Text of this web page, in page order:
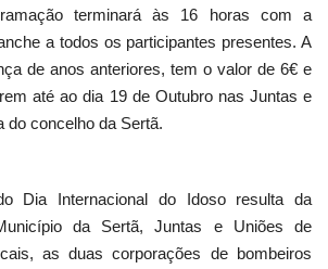
terminará às 16 horas com a
a todos os participantes presentes. A
de anos anteriores, tem o valor de 6€ e
até ao dia 19 de Outubro nas Juntas e
do concelho da Sertã.
Dia Internacional do Idoso resulta da
da Sertã, Juntas e Uniões de
as duas corporações de bombeiros